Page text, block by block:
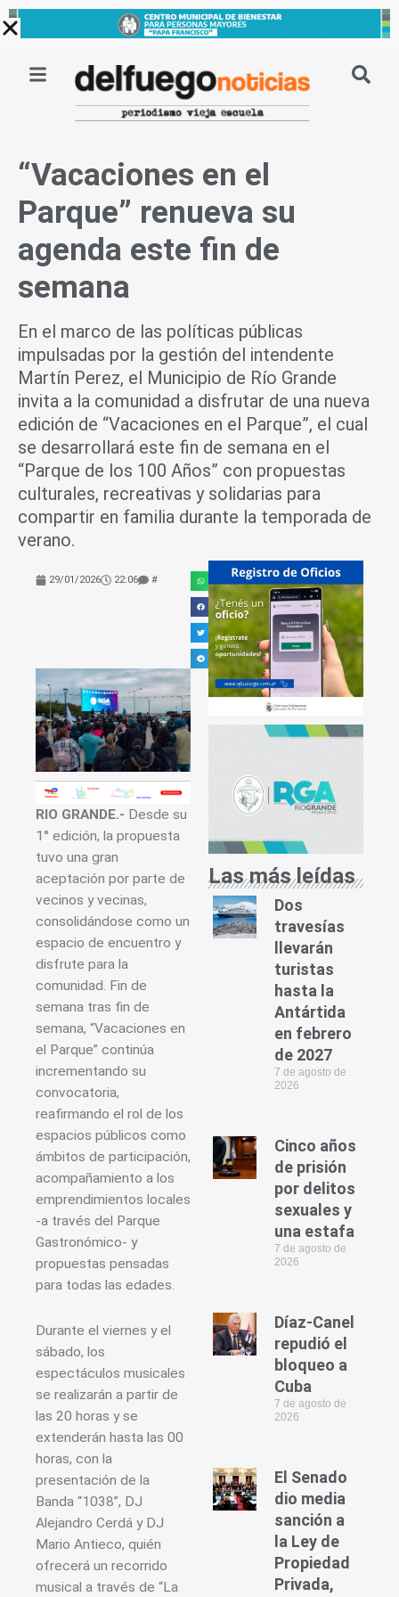
Ir
al
“Vacaciones en el
Parque” renueva su
agenda este fin de
semana
En el marco de las políticas públicas
impulsadas por la gestión del intendente
Martín Perez, el Municipio de Río Grande
invita a la comunidad a disfrutar de una nueva
edición de “Vacaciones en el Parque”, el cual
se desarrollará este fin de semana en el
“Parque de los 100 Años” con propuestas
culturales, recreativas y solidarias para
compartir en familia durante la temporada de
verano.
29/01/2026 22:06 #
RIO GRANDE.- Desde su
1° edición, la propuesta
tuvo una gran
aceptación por parte de
vecinos y vecinas,
consolidándose como un
espacio de encuentro y
disfrute para la
comunidad. Fin de
semana tras fin de
semana, “Vacaciones en
el Parque” continúa
incrementando su
convocatoria,
reafirmando el rol de los
espacios públicos como
ámbitos de participación,
acompañamiento a los
emprendimientos locales
-a través del Parque
Gastronómico- y
propuestas pensadas
para todas las edades.
Durante el viernes y el
sábado, los
espectáculos musicales
se realizarán a partir de
las 20 horas y se
extenderán hasta las 00
horas, con la
presentación de la
Banda “1038”, DJ
Alejandro Cerdá y DJ
Mario Antieco, quién
ofrecerá un recorrido
musical a través de “La
Las más leídas
Dos
travesías
llevarán
turistas
hasta la
Antártida
en febrero
de 2027
7 de agosto de
2026
Cinco años
de prisión
por delitos
sexuales y
una estafa
7 de agosto de
2026
Díaz-Canel
repudió el
bloqueo a
Cuba
7 de agosto de
2026
El Senado
dio media
sanción a
la Ley de
Propiedad
Privada,